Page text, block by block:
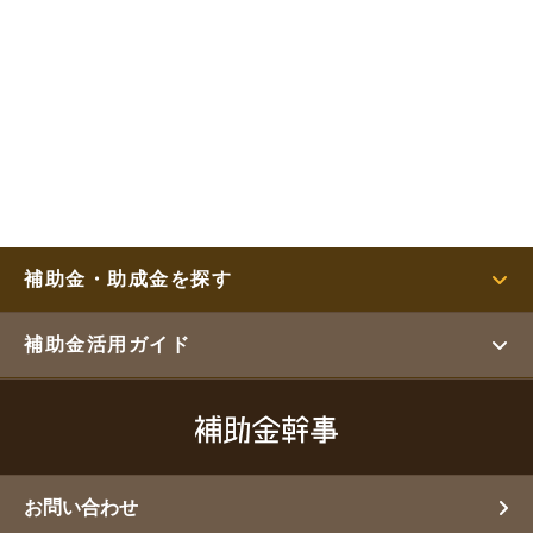
補助金・助成金を探す
補助金活用ガイド
お問い合わせ